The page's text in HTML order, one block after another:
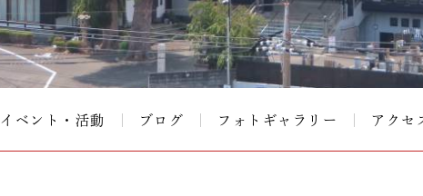
イベント・活動 ブログ フォトギャラリー アクセ